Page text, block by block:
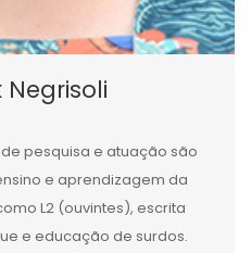
Negrisoli
pesquisa e atuação são
e aprendizagem da
L2 (ouvintes), escrita
e educação de surdos.